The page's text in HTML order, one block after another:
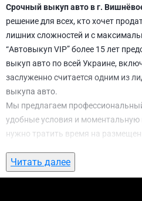
Срочный выкуп авто в г.
решение для всех, кто хочет
лишних сложностей и с
“Автовыкуп VIP” более 15 лет
выкуп авто по всей Украине,
заслуженно считается одним из
выкупа авто.
Мы предлагаем
удобные условия и
нужно тратить время на
ожидание. С нами вы можете
Вишнёвоевсего за 1 день.
Читать далее